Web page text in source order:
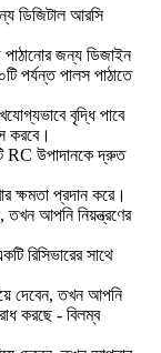
ডিজিটাল আরসি
পাঠানোর জন্য ডিজাইন
পর্যন্ত পালস পাঠাতে
বৃদ্ধি পাবে
করবে।
RC উপাদানকে দ্রুত
ক্ষমতা প্রদান করে।
তখন আপনি নিয়ন্ত্রণের
রিসিভারের সাথে
দেবেন, তখন আপনি
করছে - বিলম্ব